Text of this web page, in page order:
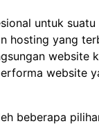
untuk
hosting yang
website
website
beberapa